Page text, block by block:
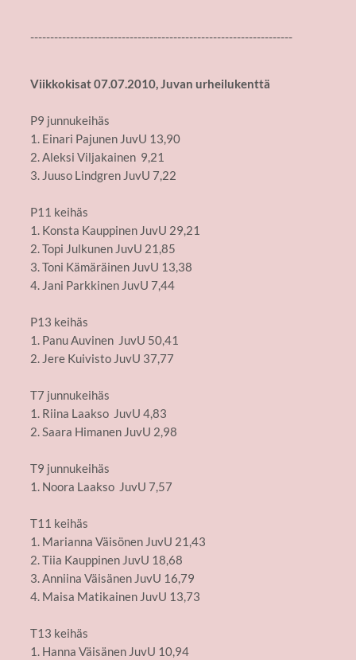
------------------------------------------------------------------
Viikkokisat 07.07.2010, Juvan urheilukenttä
P9 junnukeihäs
1. Einari Pajunen JuvU 13,90
2. Aleksi Viljakainen 9,21
3. Juuso Lindgren JuvU 7,22
P11 keihäs
1. Konsta Kauppinen JuvU 29,21
2. Topi Julkunen JuvU 21,85
3. Toni Kämäräinen JuvU 13,38
4. Jani Parkkinen JuvU 7,44
P13 keihäs
1. Panu Auvinen JuvU 50,41
2. Jere Kuivisto JuvU 37,77
T7 junnukeihäs
1. Riina Laakso JuvU 4,83
2. Saara Himanen JuvU 2,98
T9 junnukeihäs
1. Noora Laakso JuvU 7,57
T11 keihäs
1. Marianna Väisönen JuvU 21,43
2. Tiia Kauppinen JuvU 18,68
3. Anniina Väisänen JuvU 16,79
4. Maisa Matikainen JuvU 13,73
T13 keihäs
1. Hanna Väisänen JuvU 10,94